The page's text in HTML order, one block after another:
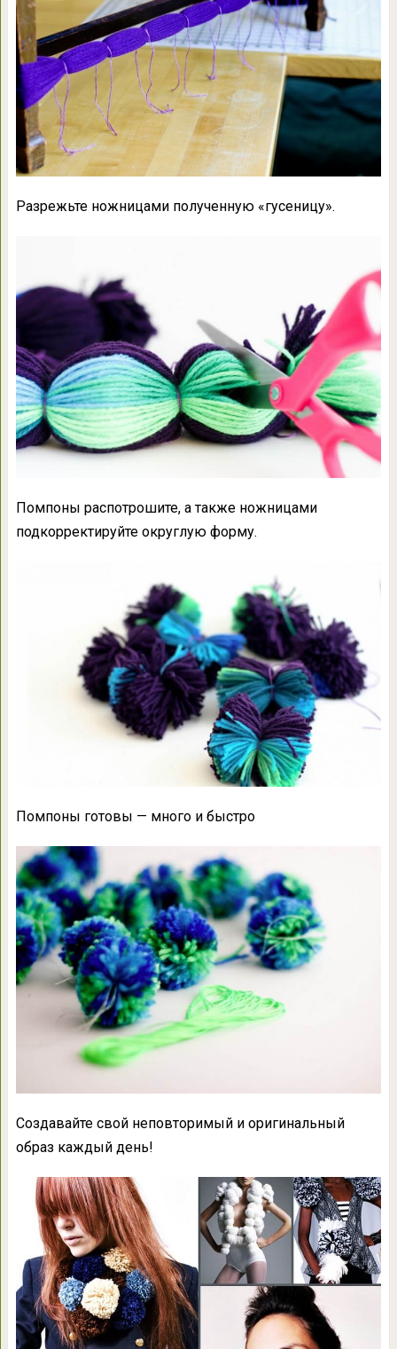
Разрежьте ножницами полученную «гусеницу».
Помпоны распотрошите, а также ножницами
подкорректируйте округлую форму.
Помпоны готовы — много и быстро
Создавайте свой неповторимый и оригинальный
образ каждый день!